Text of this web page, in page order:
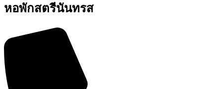
หอพักสตรีนันทรส